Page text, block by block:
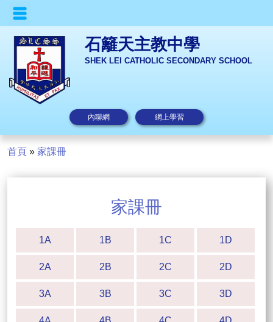
石籬天主教中學
SHEK LEI CATHOLIC SECONDARY SCHOOL
內聯網 網上學習
首頁 » 家課冊
家課冊
1A 1B 1C 1D
2A 2B 2C 2D
3A 3B 3C 3D